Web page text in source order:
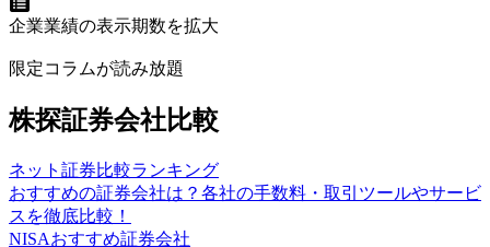
企業業績の表示期数を拡大
限定コラムが読み放題
株探証券会社比較
ネット証券比較ランキング
おすすめの証券会社は？各社の手数料・取引ツールやサービ
スを徹底比較！
NISAおすすめ証券会社